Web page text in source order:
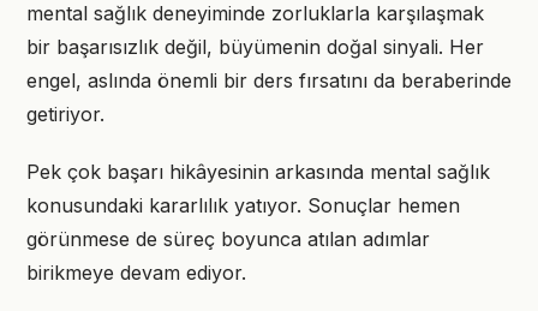
mental sağlık deneyiminde zorluklarla karşılaşmak
bir başarısızlık değil, büyümenin doğal sinyali. Her
engel, aslında önemli bir ders fırsatını da beraberinde
getiriyor.
Pek çok başarı hikâyesinin arkasında mental sağlık
konusundaki kararlılık yatıyor. Sonuçlar hemen
görünmese de süreç boyunca atılan adımlar
birikmeye devam ediyor.